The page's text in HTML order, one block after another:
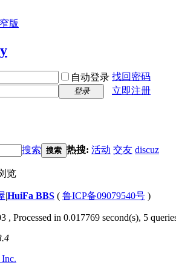
版
自动登录 找回密码
登录
立即注册
搜索 搜索 热搜: 活动 交友 discuz
览
|HuiFa BBS ( 鲁ICP备09079540号 )
, Processed in 0.017769 second(s), 5
Inc.